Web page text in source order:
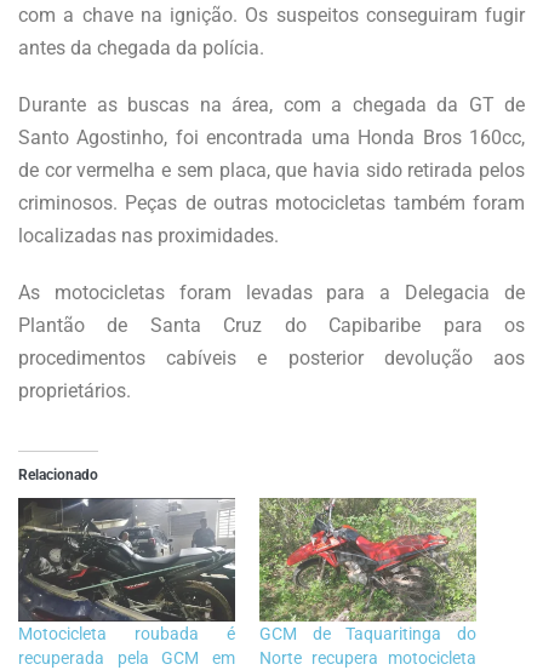
com a chave na ignição. Os suspeitos conseguiram fugir
antes da chegada da polícia.
Durante as buscas na área, com a chegada da GT de
Santo Agostinho, foi encontrada uma Honda Bros 160cc,
de cor vermelha e sem placa, que havia sido retirada pelos
criminosos. Peças de outras motocicletas também foram
localizadas nas proximidades.
As motocicletas foram levadas para a Delegacia de
Plantão de Santa Cruz do Capibaribe para os
procedimentos cabíveis e posterior devolução aos
proprietários.
Relacionado
Motocicleta roubada é
recuperada pela GCM em
GCM de Taquaritinga do
Norte recupera motocicleta